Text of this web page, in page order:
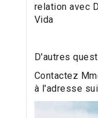
relation avec
Vida
D'autres
Contactez
à l'adresse